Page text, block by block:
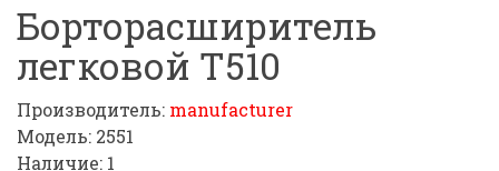
Борторасширитель
легковой Т510
Производитель: manufacturer
Модель: 2551
Наличие: 1